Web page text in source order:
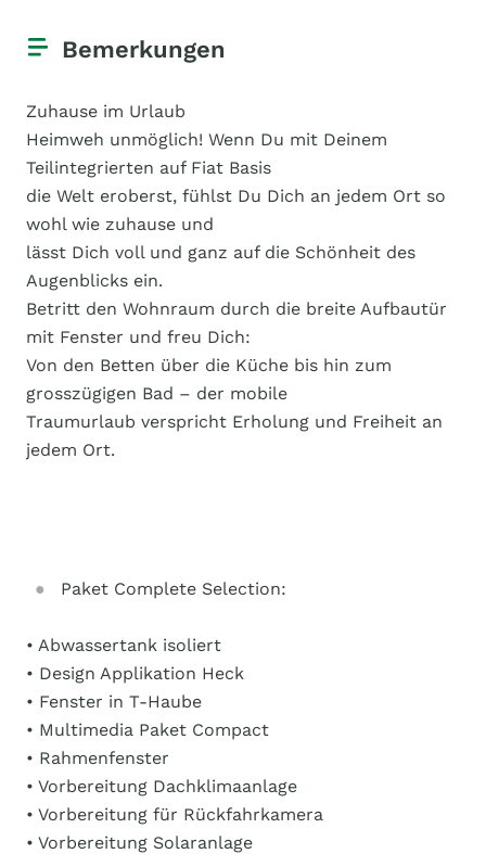
Bemerkungen
Zuhause im Urlaub
Heimweh unmöglich! Wenn Du mit Deinem
Teilintegrierten auf Fiat Basis
die Welt eroberst, fühlst Du Dich an jedem Ort so
wohl wie zuhause und
lässt Dich voll und ganz auf die Schönheit des
Augenblicks ein.
Betritt den Wohnraum durch die breite Aufbautür
mit Fenster und freu Dich:
Von den Betten über die Küche bis hin zum
grosszügigen Bad – der mobile
Traumurlaub verspricht Erholung und Freiheit an
jedem Ort.
Paket Complete Selection:
• Abwassertank isoliert
• Design Applikation Heck
• Fenster in T-Haube
• Multimedia Paket Compact
• Rahmenfenster
• Vorbereitung Dachklimaanlage
• Vorbereitung für Rückfahrkamera
• Vorbereitung Solaranlage